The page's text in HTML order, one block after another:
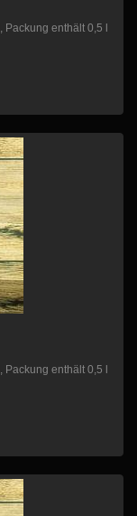
, Packung enthält 0,5 l
, Packung enthält 0,5 l